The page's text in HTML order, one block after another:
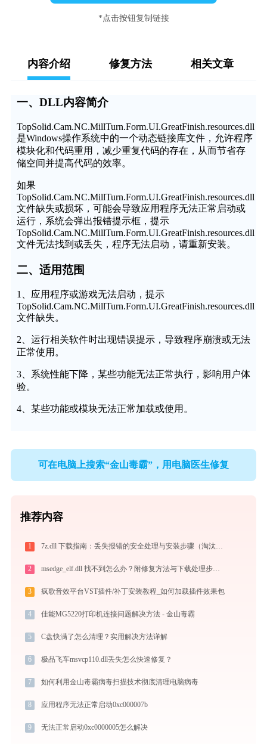
*点击按钮复制链接
内容介绍 修复方法 相关文章
一、DLL内容简介
TopSolid.Cam.NC.MillTurn.Form.UI.GreatFinish.resources.dll
是Windows操作系统中的一个动态链接库文件，允许程序
模块化和代码重用，减少重复代码的存在，从而节省存
储空间并提高代码的效率。
如果
TopSolid.Cam.NC.MillTurn.Form.UI.GreatFinish.resources.dll
文件缺失或损坏，可能会导致应用程序无法正常启动或
运行，系统会弹出报错提示框，提示
TopSolid.Cam.NC.MillTurn.Form.UI.GreatFinish.resources.dll
文件无法找到或丢失，程序无法启动，请重新安装。
二、适用范围
1、应用程序或游戏无法启动，提示
TopSolid.Cam.NC.MillTurn.Form.UI.GreatFinish.resources.dll
文件缺失。
2、运行相关软件时出现错误提示，导致程序崩溃或无法
正常使用。
3、系统性能下降，某些功能无法正常执行，影响用户体
验。
4、某些功能或模块无法正常加载或使用。
可在电脑上搜索“金山毒霸”，用电脑医生修复
推荐内容
1 7z.dll 下载指南：丢失报错的安全处理与安装步骤（淘汰））
2 msedge_elf.dll 找不到怎么办？附修复方法与下载处理步骤_20260410155929_03
3 疯歌音效平台VST插件/补丁安装教程_如何加载插件效果包
4 佳能MG5220打印机连接问题解决方法 - 金山毒霸
5 C盘快满了怎么清理？实用解决方法详解
6 极品飞车msvcp110.dll丢失怎么快速修复？
7 如何利用金山毒霸病毒扫描技术彻底清理电脑病毒
8 应用程序无法正常启动0xc000007b
9 无法正常启动0xc0000005怎么解决